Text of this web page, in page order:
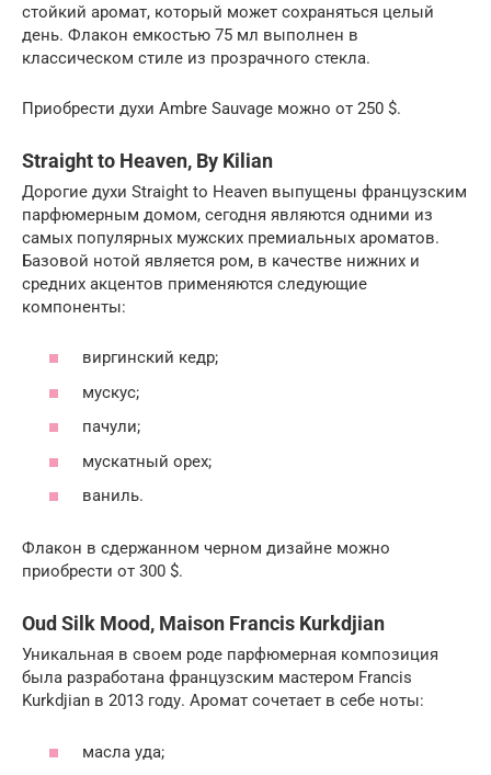
стойкий аромат, который может сохраняться целый
день. Флакон емкостью 75 мл выполнен в
классическом стиле из прозрачного стекла.
Приобрести духи Ambre Sauvage можно от 250 $.
Straight to Heaven, By Kilian
Дорогие духи Straight to Heaven выпущены французским
парфюмерным домом, сегодня являются одними из
самых популярных мужских премиальных ароматов.
Базовой нотой является ром, в качестве нижних и
средних акцентов применяются следующие
компоненты:
виргинский кедр;
мускус;
пачули;
мускатный орех;
ваниль.
Флакон в сдержанном черном дизайне можно
приобрести от 300 $.
Oud Silk Mood, Maison Francis Kurkdjian
Уникальная в своем роде парфюмерная композиция
была разработана французским мастером Francis
Kurkdjian в 2013 году. Аромат сочетает в себе ноты:
масла уда;